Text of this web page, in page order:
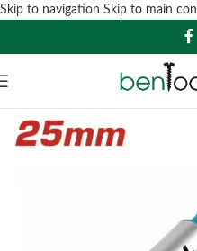
Skip to navigation Skip to main